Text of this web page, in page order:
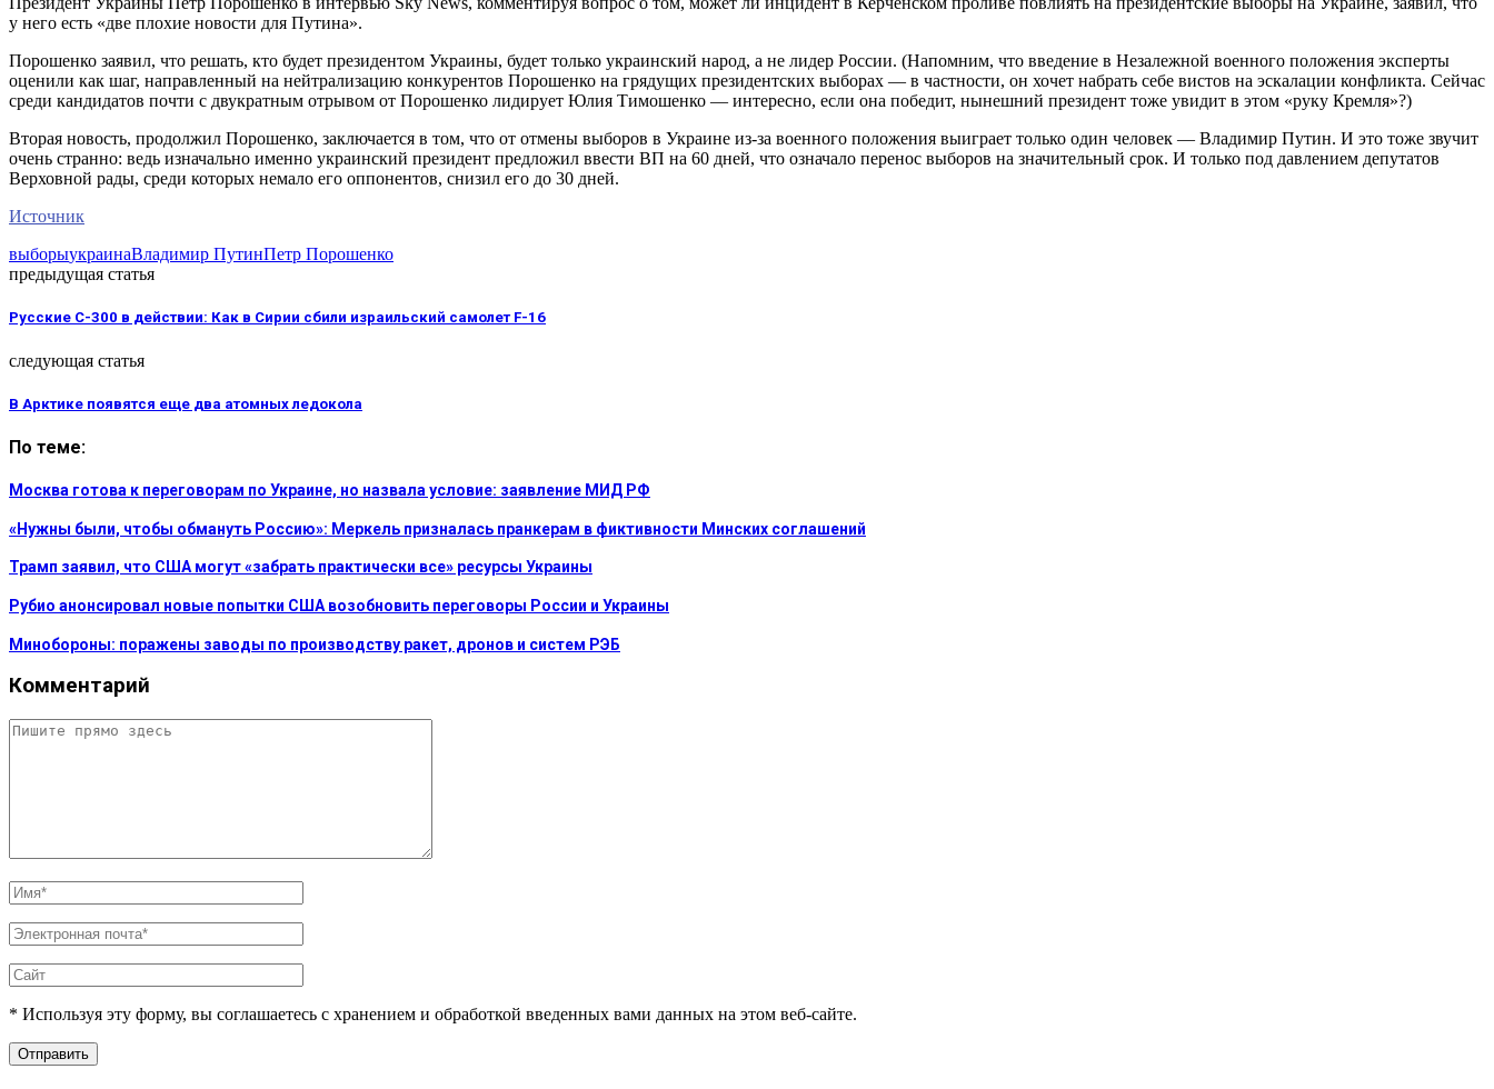
у него есть «две плохие новости для Путина».
Порошенко заявил, что решать, кто будет президентом Украины, будет только украинский народ, а не лидер России. (Напомним, что введение в Незалежной военного положения эксперты
оценили как шаг, направленный на нейтрализацию конкурентов Порошенко на грядущих президентских выборах — в частности, он хочет набрать себе вистов на эскалации конфликта. Сейчас
среди кандидатов почти с двукратным отрывом от Порошенко лидирует Юлия Тимошенко — интересно, если она победит, нынешний президент тоже увидит в этом «руку Кремля»?)
Вторая новость, продолжил Порошенко, заключается в том, что от отмены выборов в Украине из-за военного положения выиграет только один человек — Владимир Путин. И это тоже звучит
очень странно: ведь изначально именно украинский президент предложил ввести ВП на 60 дней, что означало перенос выборов на значительный срок. И только под давлением депутатов
Верховной рады, среди которых немало его оппонентов, снизил его до 30 дней.
Источник
выборыукраинаВладимир ПутинПетр Порошенко
предыдущая статья
Русские С-300 в действии: Как в Сирии сбили израильский самолет F-16
следующая статья
В Арктике появятся еще два атомных ледокола
По теме:
Москва готова к переговорам по Украине, но назвала условие: заявление МИД РФ
«Нужны были, чтобы обмануть Россию»: Меркель призналась пранкерам в фиктивности Минских соглашений
Трамп заявил, что США могут «забрать практически все» ресурсы Украины
Рубио анонсировал новые попытки США возобновить переговоры России и Украины
Минобороны: поражены заводы по производству ракет, дронов и систем РЭБ
Комментарий
* Используя эту форму, вы соглашаетесь с хранением и обработкой введенных вами данных на этом веб-сайте.